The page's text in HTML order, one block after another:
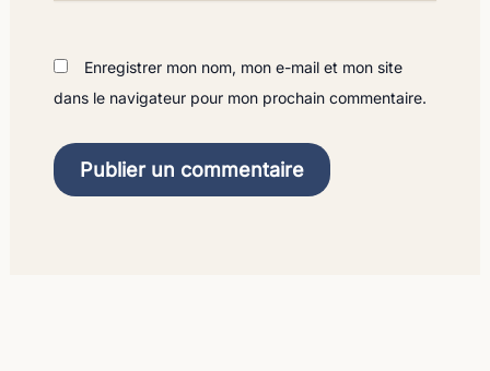
Enregistrer mon nom, mon e-mail et mon site
dans le navigateur pour mon prochain commentaire.